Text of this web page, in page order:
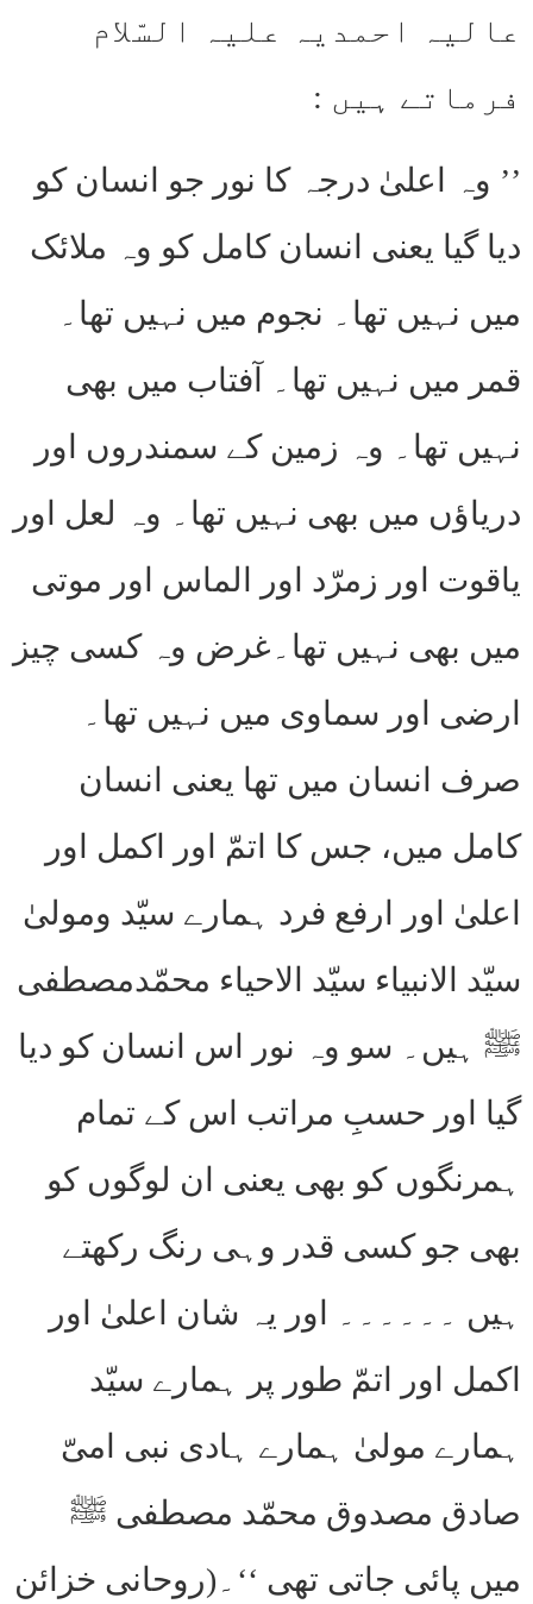
عالیہ احمدیہ علیہ السّلام
فرماتے ہیں :
’’ وہ اعلیٰ درجہ کا نور جو انسان کو
دیا گیا یعنی انسان کامل کو وہ ملائک
میں نہیں تھا۔ نجوم میں نہیں تھا۔
قمر میں نہیں تھا۔ آفتاب میں بھی
نہیں تھا۔ وہ زمین کے سمندروں اور
دریاؤں میں بھی نہیں تھا۔ وہ لعل اور
یاقوت اور زمرّد اور الماس اور موتی
میں بھی نہیں تھا۔غرض وہ کسی چیز
ارضی اور سماوی میں نہیں تھا۔
صرف انسان میں تھا یعنی انسان
کامل میں، جس کا اتمّ اور اکمل اور
اعلیٰ اور ارفع فرد ہمارے سیّد ومولیٰ
سیّد الانبیاء سیّد الاحیاء محمّدمصطفی
ﷺ ہیں۔ سو وہ نور اس انسان کو دیا
گیا اور حسبِ مراتب اس کے تمام
ہمرنگوں کو بھی یعنی ان لوگوں کو
بھی جو کسی قدر وہی رنگ رکھتے
ہیں ۔۔۔۔۔۔ اور یہ شان اعلیٰ اور
اکمل اور اتمّ طور پر ہمارے سیّد
ہمارے مولیٰ ہمارے ہادی نبی امیّ
صادق مصدوق محمّد مصطفی ﷺ
میں پائی جاتی تھی ‘‘۔(روحانی خزائن